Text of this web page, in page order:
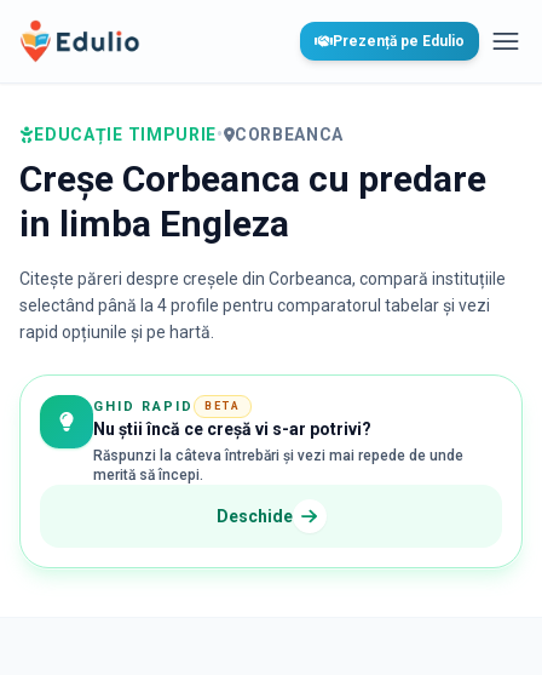
Edulio Prezență pe Edulio
EDUCAȚIE TIMPURIE• CORBEANCA
Creșe Corbeanca cu predare
in limba Engleza
Citește păreri despre creșele din Corbeanca, compară instituțiile
selectând până la 4 profile pentru comparatorul tabelar și vezi
rapid opțiunile și pe hartă.
GHID RAPID BETA
Nu știi încă ce creșă vi s-ar potrivi?
Răspunzi la câteva întrebări și vezi mai repede de unde
merită să începi.
Deschide